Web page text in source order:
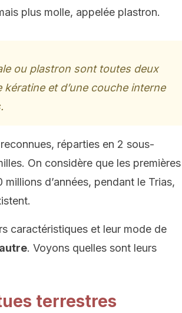
plus molle, appelée plastron.
ou plastron sont toutes deux
et d’une couche interne
réparties en 2 sous-
On considère que les premières
d’années, pendant le Trias,
caractéristiques et leur mode de
. Voyons quelles sont leurs
terrestres